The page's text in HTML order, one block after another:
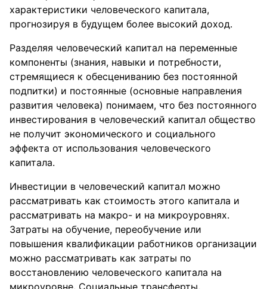
характеристики человеческого капитала,
прогнозируя в будущем более высокий доход.
Разделяя человеческий капитал на переменные
компоненты (знания, навыки и потребности,
стремящиеся к обесцениванию без постоянной
подпитки) и постоянные (основные направления
развития человека) понимаем, что без постоянного
инвестирования в человеческий капитал общество
не получит экономического и социального
эффекта от использования человеческого
капитала.
Инвестиции в человеческий капитал можно
рассматривать как стоимость этого капитала и
рассматривать на макро- и на микроуровнях.
Затраты на обучение, переобучение или
повышения квалификации работников организации
можно рассматривать как затраты по
восстановлению человеческого капитала на
микроуровне. Социальные трансферты,